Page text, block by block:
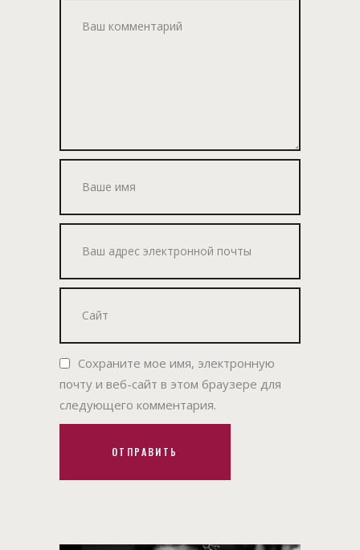
Сохраните мое имя, электронную
почту и веб-сайт в этом браузере для
следующего комментария.
ОТПРАВИТЬ